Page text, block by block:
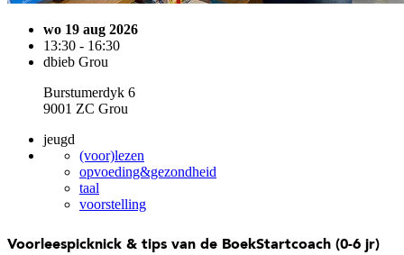
wo 19 aug 2026
13:30 - 16:30
dbieb Grou
Burstumerdyk 6
9001 ZC Grou
jeugd
(voor)lezen
opvoeding&gezondheid
taal
voorstelling
Voorleespicknick & tips van de BoekStartcoach (0-6 jr)